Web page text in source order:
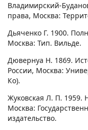
Владимирский-
права, Москва:
Дьяченко Г. 1900.
Москва: Тип. Вильде.
Дювернуа Н. 1869.
России, Москва:
Ко).
Жуковская Л. П. 1959.
Москва:
издательство.